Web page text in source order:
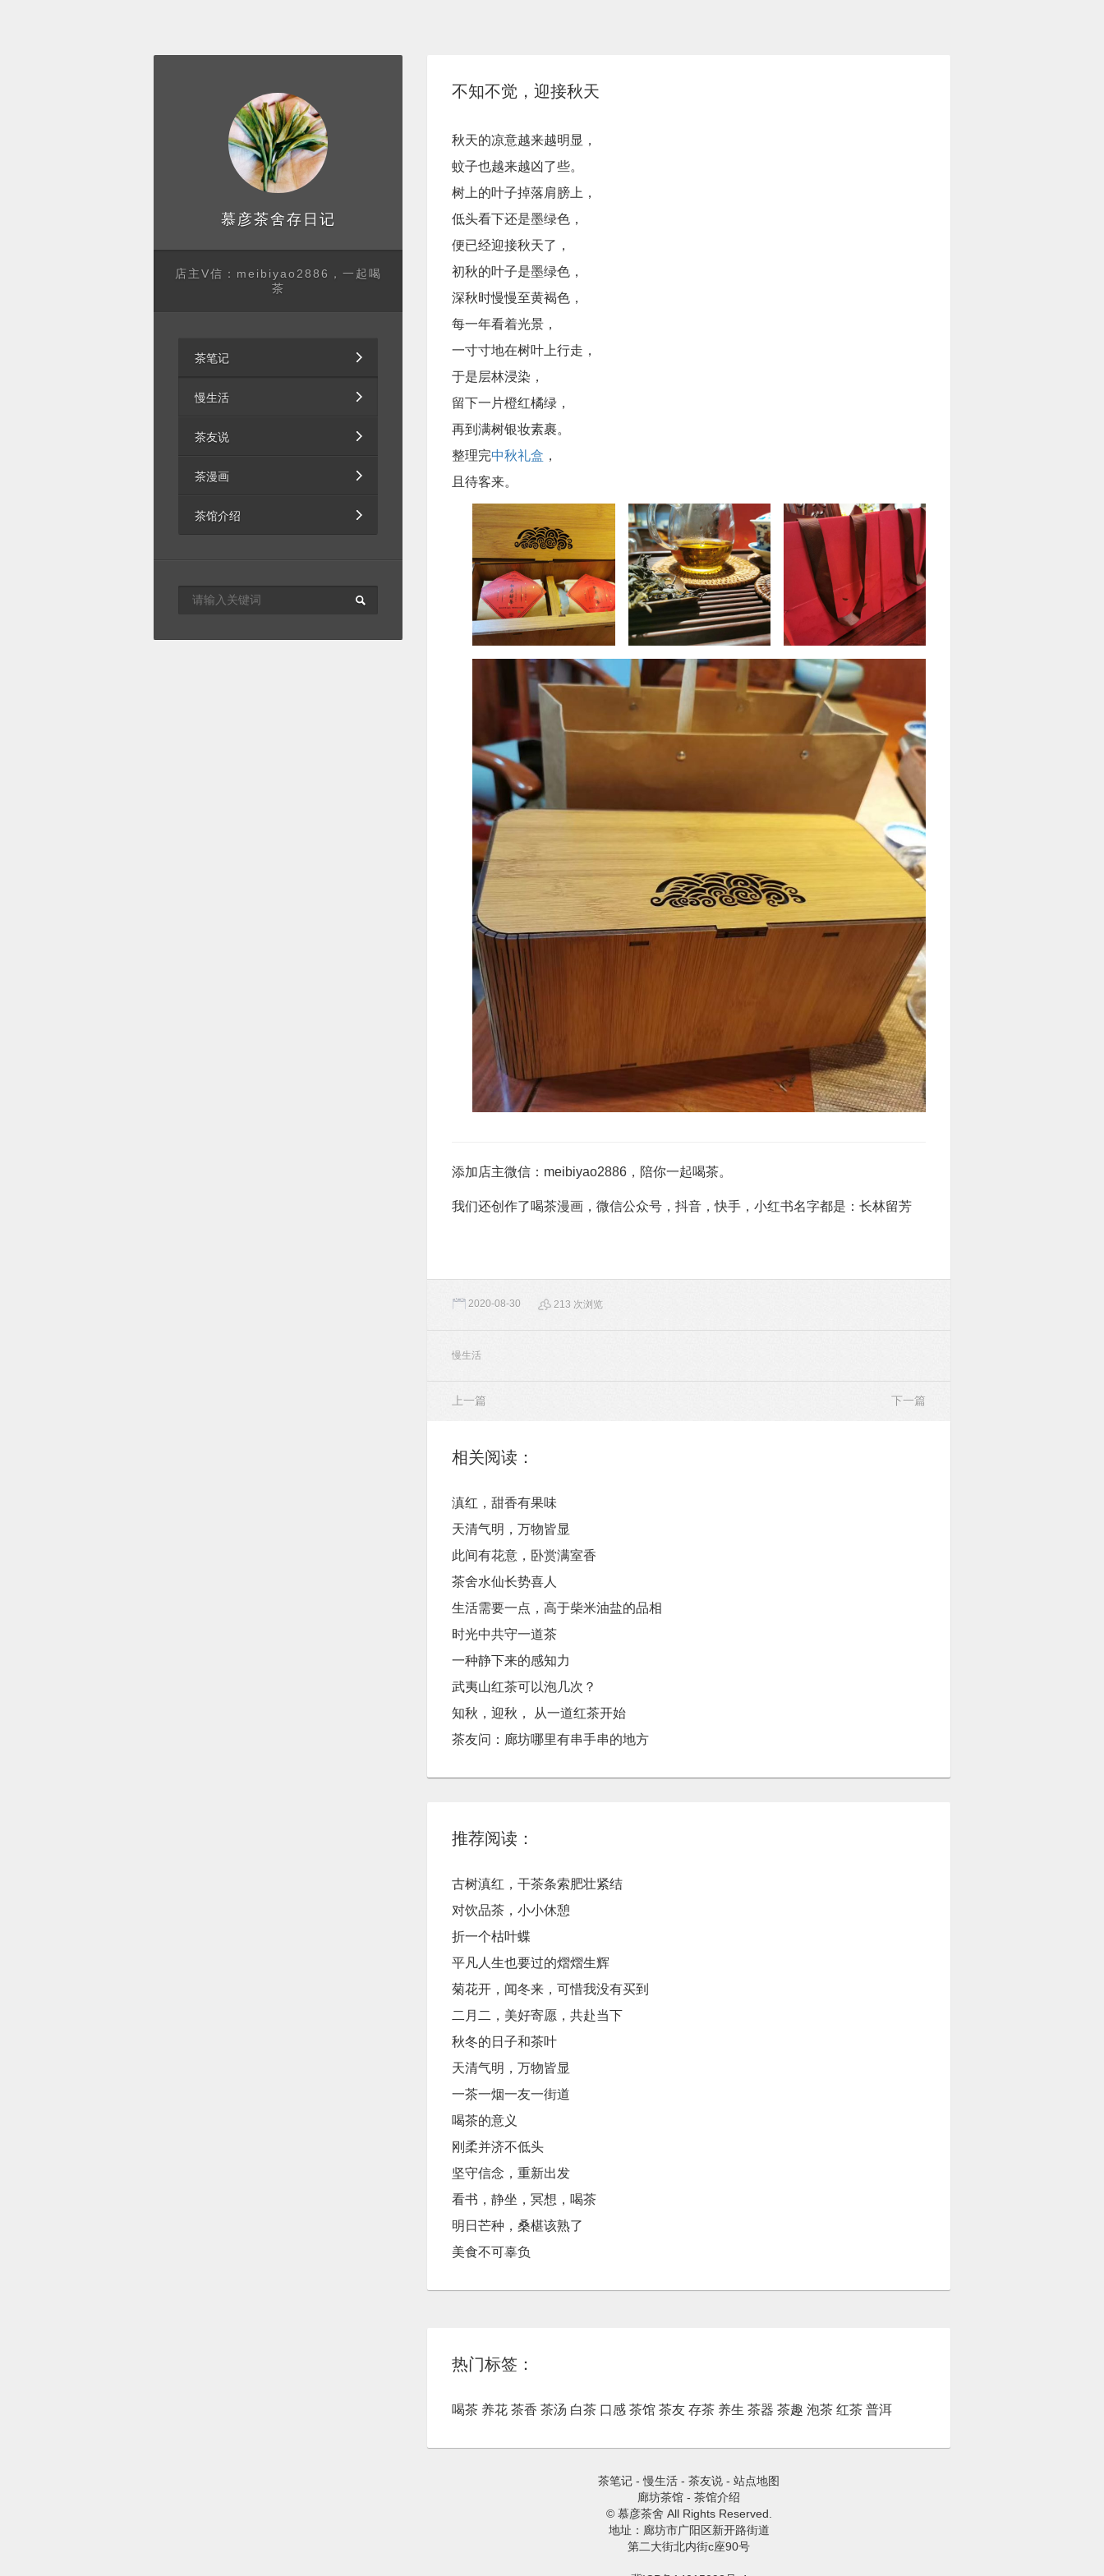
慕彦茶舍存日记
店主V信：meibiyao2886，一起喝
茶
茶笔记
慢生活
茶友说
茶漫画
茶馆介绍
不知不觉，迎接秋天
秋天的凉意越来越明显，
蚊子也越来越凶了些。
树上的叶子掉落肩膀上，
低头看下还是墨绿色，
便已经迎接秋天了，
初秋的叶子是墨绿色，
深秋时慢慢至黄褐色，
每一年看着光景，
一寸寸地在树叶上行走，
于是层林浸染，
留下一片橙红橘绿，
再到满树银妆素裹。
整理完中秋礼盒 ，
且待客来。
添加店主微信：meibiyao2886，陪你一起喝茶。
我们还创作了喝茶漫画，微信公众号，抖音，快手，小红书名字都是：长林留芳
2020-08-30 213 次浏览
慢生活
上一篇 下一篇
相关阅读：
滇红，甜香有果味
天清气明，万物皆显
此间有花意，卧赏满室香
茶舍水仙长势喜人
生活需要一点，高于柴米油盐的品相
时光中共守一道茶
一种静下来的感知力
武夷山红茶可以泡几次？
知秋，迎秋， ​从一道红茶开始
茶友问：廊坊哪里有串手串的地方
推荐阅读：
古树滇红，干茶条索肥壮紧结
对饮品茶，小小休憩
折一个枯叶蝶
平凡人生也要过的熠熠生辉
菊花开，闻冬来，可惜我没有买到
二月二，美好寄愿，共赴当下
秋冬的日子和茶叶
天清气明，万物皆显
一茶一烟一友一街道
喝茶的意义
刚柔并济不低头
坚守信念，重新出发
看书，静坐，冥想，喝茶
明日芒种，桑椹该熟了
美食不可辜负
热门标签：
喝茶 养花 茶香 茶汤 白茶 口感 茶馆 茶友 存茶 养生 茶器 茶趣 泡茶 红茶 普洱
茶笔记 -慢生活 -茶友说 -站点地图
廊坊茶馆 -茶馆介绍
© 慕彦茶舍 All Rights Reserved.
地址：廊坊市广阳区新开路街道
第二大街北内街c座90号